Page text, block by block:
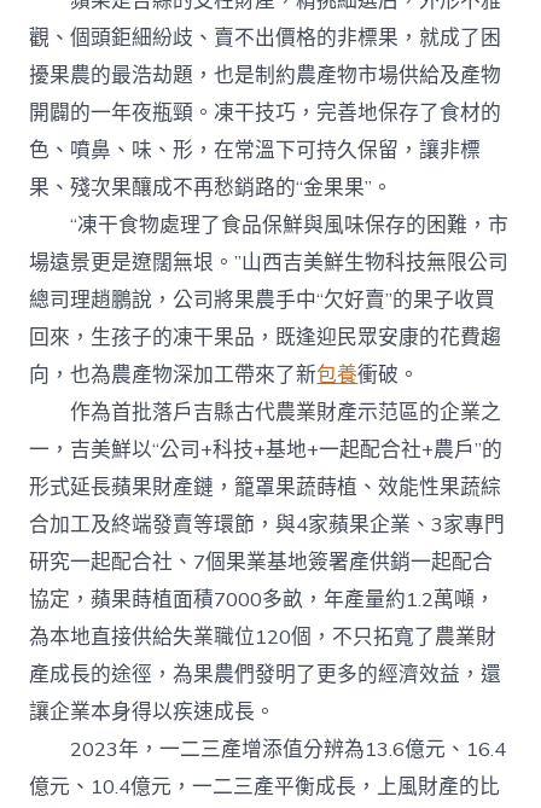
觀、個頭鉅細紛歧、賣不出價格的非標果，就成了困
擾果農的最浩劫題，也是制約農產物市場供給及產物
開闢的一年夜瓶頸。凍干技巧，完善地保存了食材的
色、噴鼻、味、形，在常溫下可持久保留，讓非標
果、殘次果釀成不再愁銷路的“金果果”。
“凍干食物處理了食品保鮮與風味保存的困難，市
場遠景更是遼闊無垠。”山西吉美鮮生物科技無限公司
總司理趙鵬說，公司將果農手中“欠好賣”的果子收買
回來，生孩子的凍干果品，既逢迎民眾安康的花費趨
向，也為農產物深加工帶來了新包養衝破。
作為首批落戶吉縣古代農業財產示范區的企業之
一，吉美鮮以“公司+科技+基地+一起配合社+農戶”的
形式延長蘋果財產鏈，籠罩果蔬蒔植、效能性果蔬綜
合加工及終端發賣等環節，與4家蘋果企業、3家專門
研究一起配合社、7個果業基地簽署產供銷一起配合
協定，蘋果蒔植面積7000多畝，年產量約1.2萬噸，
為本地直接供給失業職位120個，不只拓寬了農業財
產成長的途徑，為果農們發明了更多的經濟效益，還
讓企業本身得以疾速成長。
2023年，一二三產增添值分辨為13.6億元、16.4
億元、10.4億元，一二三產平衡成長，上風財產的比